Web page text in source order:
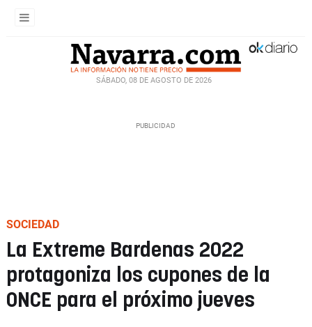
SÁBADO, 08 DE AGOSTO DE 2026
SOCIEDAD
La Extreme Bardenas 2022
protagoniza los cupones de la
ONCE para el próximo jueves